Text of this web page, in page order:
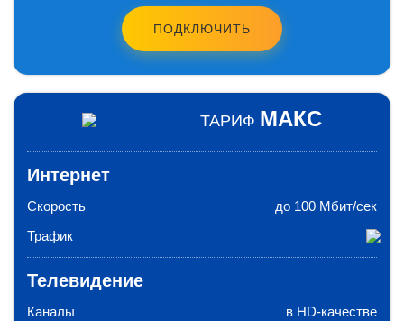
ПОДКЛЮЧИТЬ
ТАРИФ МАКС
Интернет
Скорость
до 100 Мбит/сек
Трафик
Телевидение
Каналы
в HD-качестве